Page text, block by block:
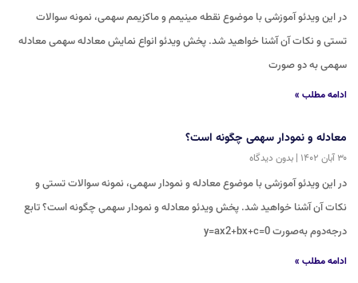
در این ویدئو آموزشی با موضوع نقطه مینیمم و ماکزیمم سهمی، نمونه سوالات
تستی و نکات آن آشنا خواهید شد. پخش ویدئو انواع نمایش معادله سهمی معادله
سهمی به دو صورت
ادامه مطلب »
معادله و نمودار سهمی چگونه است؟
۳۰ آبان ۱۴۰۲ بدون دیدگاه
در این ویدئو آموزشی با موضوع معادله و نمودار سهمی، نمونه سوالات تستی و
نکات آن آشنا خواهید شد. پخش ویدئو معادله و نمودار سهمی چگونه است؟ تابع
درجه‌دوم به‌صورت y=ax2+bx+c=0
ادامه مطلب »